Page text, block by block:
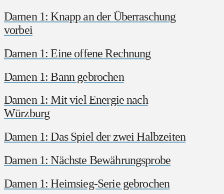
Damen 1: Knapp an der Überraschung
vorbei
Damen 1: Eine offene Rechnung
Damen 1: Bann gebrochen
Damen 1: Mit viel Energie nach
Würzburg
Damen 1: Das Spiel der zwei Halbzeiten
Damen 1: Nächste Bewährungsprobe
Damen 1: Heimsieg-Serie gebrochen